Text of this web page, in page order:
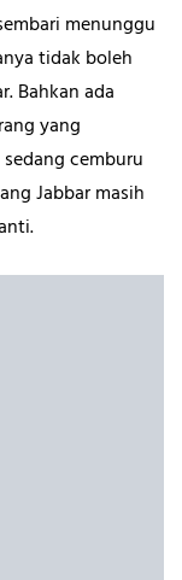
menunggu
tidak boleh
Bahkan ada
yang
cemburu
Jabbar masih